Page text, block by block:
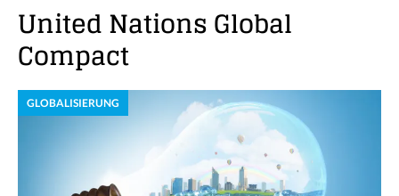
United Nations Global
Compact
GLOBALISIERUNG